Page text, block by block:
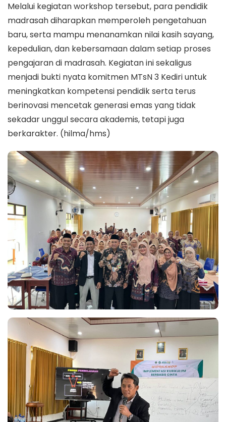
Melalui kegiatan workshop tersebut, para pendidik
madrasah diharapkan memperoleh pengetahuan
baru, serta mampu menanamkan nilai kasih sayang,
kepedulian, dan kebersamaan dalam setiap proses
pengajaran di madrasah. Kegiatan ini sekaligus
menjadi bukti nyata komitmen MTsN 3 Kediri untuk
meningkatkan kompetensi pendidik serta terus
berinovasi mencetak generasi emas yang tidak
sekadar unggul secara akademis, tetapi juga
berkarakter. (hilma/hms)